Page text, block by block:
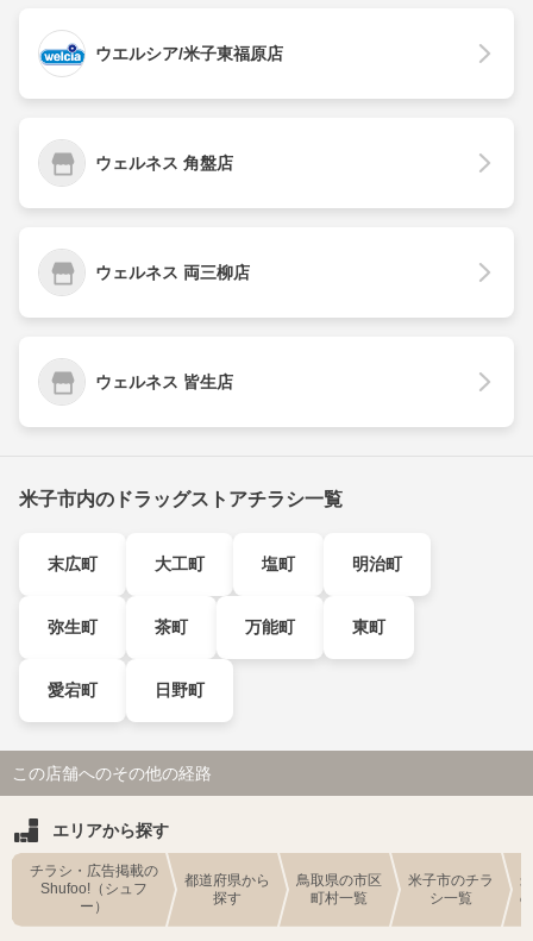
ウエルシア/米子東福原店
ウェルネス 角盤店
ウェルネス 両三柳店
ウェルネス 皆生店
米子市内のドラッグストアチラシ一覧
末広町 大工町 塩町 明治町
弥生町 茶町 万能町 東町
愛宕町 日野町
この店舗へのその他の経路
エリアから探す
チラシ・広告掲載の
Shufoo!（シュフ
ー）
都道府県から
探す
鳥取県の市区
町村一覧
米子市のチラ
シ一覧